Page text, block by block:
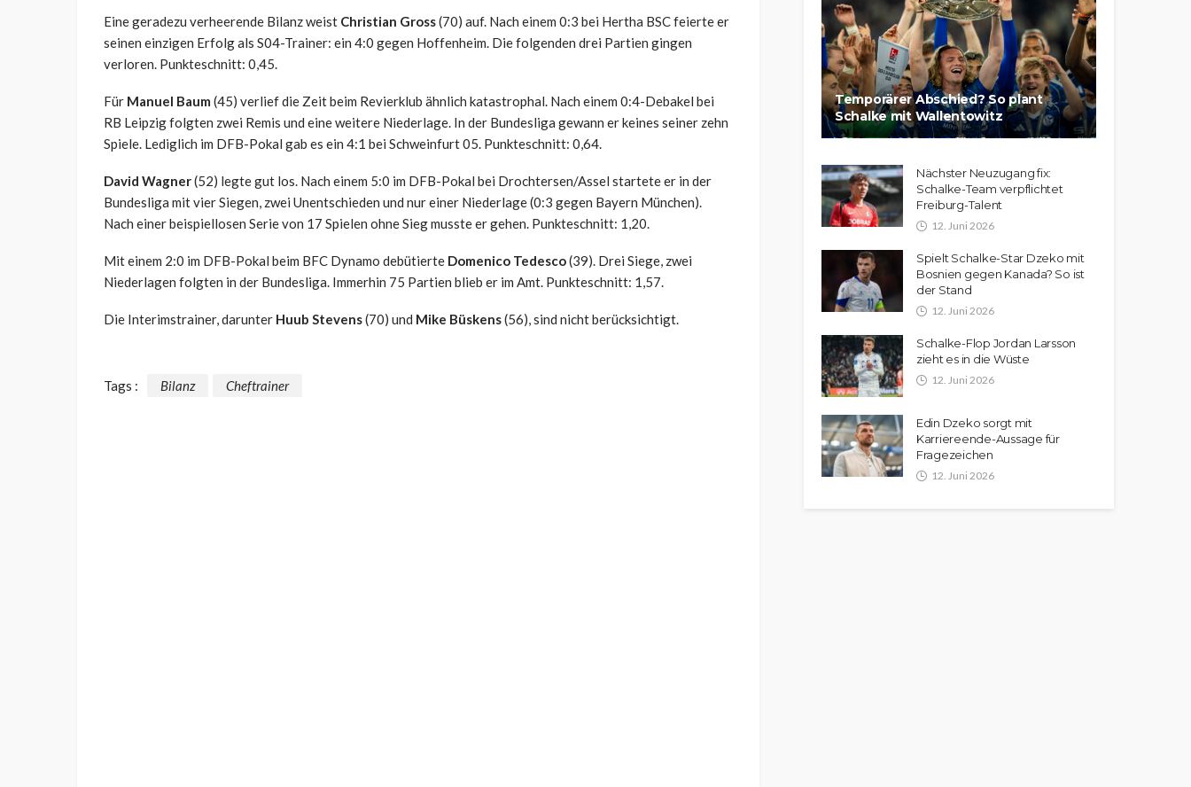
Eine geradezu verheerende Bilanz weist Christian Gross(70) auf. Nach einem 0:3 bei Hertha BSC feierte er
seinen einzigen Erfolg als S04-Trainer: ein 4:0 gegen Hoffenheim. Die folgenden drei Partien gingen
verloren. Punkteschnitt: 0,45.
Für Manuel Baum (45) verlief die Zeit beim Revierklub ähnlich katastrophal. Nach einem 0:4-Debakel bei
RB Leipzig folgten zwei Remis und eine weitere Niederlage. In der Bundesliga gewann er keines seiner zehn
Spiele. Lediglich im DFB-Pokal gab es ein 4:1 bei Schweinfurt 05. Punkteschnitt: 0,64.
David Wagner(52) legte gut los. Nach einem 5:0 im DFB-Pokal bei Drochtersen/Assel startete er in der
Bundesliga mit vier Siegen, zwei Unentschieden und nur einer Niederlage (0:3 gegen Bayern München).
Nach einer beispiellosen Serie von 17 Spielen ohne Sieg musste er gehen. Punkteschnitt: 1,20.
Mit einem 2:0 im DFB-Pokal beim BFC Dynamo debütierte Domenico Tedesco(39). Drei Siege, zwei
Niederlagen folgten in der Bundesliga. Immerhin 75 Partien blieb er im Amt. Punkteschnitt: 1,57.
Die Interimstrainer, darunter Huub Stevens(70) und Mike Büskens(56), sind nicht berücksichtigt.
Tags : Bilanz Cheftrainer
Temporärer Abschied? So plant
Schalke mit Wallentowitz
Nächster Neuzugang fix:
Schalke-Team verpflichtet
Freiburg-Talent
12. Juni 2026
Spielt Schalke-Star Dzeko mit
Bosnien gegen Kanada? So ist
der Stand
12. Juni 2026
Schalke-Flop Jordan Larsson
zieht es in die Wüste
12. Juni 2026
Edin Dzeko sorgt mit
Karriereende-Aussage für
Fragezeichen
12. Juni 2026